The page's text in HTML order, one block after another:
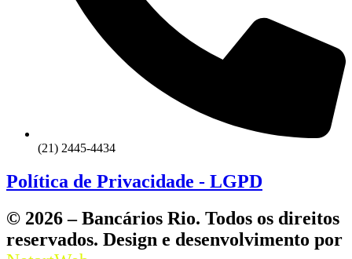
(21) 2445-4434
Política de Privacidade - LGPD
© 2026 – Bancários Rio. Todos os direitos
reservados. Design e desenvolvimento por